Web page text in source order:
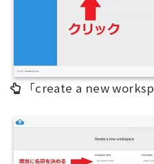
「create a new